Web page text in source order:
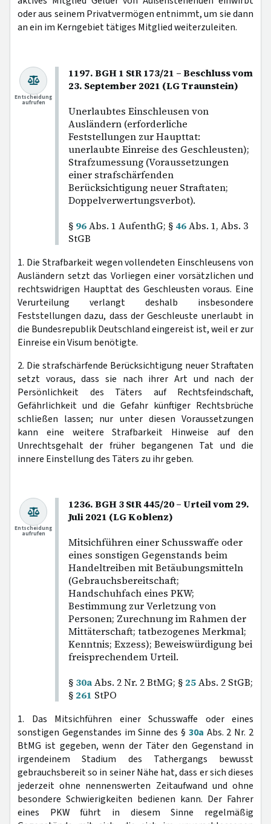
oder aus seinem Privatvermögen entnimmt, um sie dann
an ein im Kerngebiet tätiges Mitglied weiterzuleiten.
1197. BGH 1 StR 173/21 – Beschluss vom
23. September 2021 (LG Traunstein)
Unerlaubtes Einschleusen von
Ausländern (erforderliche
Feststellungen zur Haupttat:
unerlaubte Einreise des Geschleusten);
Strafzumessung (Voraussetzungen
einer strafschärfenden
Berücksichtigung neuer Straftaten;
Doppelverwertungsverbot).
§ 96Abs. 1 AufenthG; § 46Abs. 1, Abs. 3
StGB
Entscheidung
aufrufen
1. Die Strafbarkeit wegen vollendeten Einschleusens von
Ausländern setzt das Vorliegen einer vorsätzlichen und
rechtswidrigen Haupttat des Geschleusten voraus. Eine
Verurteilung verlangt deshalb insbesondere
Feststellungen dazu, dass der Geschleuste unerlaubt in
die Bundesrepublik Deutschland eingereist ist, weil er zur
Einreise ein Visum benötigte.
2. Die strafschärfende Berücksichtigung neuer Straftaten
setzt voraus, dass sie nach ihrer Art und nach der
Persönlichkeit des Täters auf Rechtsfeindschaft,
Gefährlichkeit und die Gefahr künftiger Rechtsbrüche
schließen lassen; nur unter diesen Voraussetzungen
kann eine weitere Strafbarkeit Hinweise auf den
Unrechtsgehalt der früher begangenen Tat und die
innere Einstellung des Täters zu ihr geben.
1236. BGH 3 StR 445/20 – Urteil vom 29.
Juli 2021 (LG Koblenz)
Mitsichführen einer Schusswaffe oder
eines sonstigen Gegenstands beim
Handeltreiben mit Betäubungsmitteln
(Gebrauchsbereitschaft;
Handschuhfach eines PKW;
Bestimmung zur Verletzung von
Personen; Zurechnung im Rahmen der
Mittäterschaft; tatbezogenes Merkmal;
Kenntnis; Exzess); Beweiswürdigung bei
freisprechendem Urteil.
§ 30aAbs. 2 Nr. 2 BtMG; § 25Abs. 2 StGB;
§ 261 StPO
Entscheidung
aufrufen
1. Das Mitsichführen einer Schusswaffe oder eines
sonstigen Gegenstandes im Sinne des § 30a Abs. 2 Nr. 2
BtMG ist gegeben, wenn der Täter den Gegenstand in
irgendeinem Stadium des Tathergangs bewusst
gebrauchsbereit so in seiner Nähe hat, dass er sich dieses
jederzeit ohne nennenswerten Zeitaufwand und ohne
besondere Schwierigkeiten bedienen kann. Der Fahrer
eines PKW führt in diesem Sinne regelmäßig